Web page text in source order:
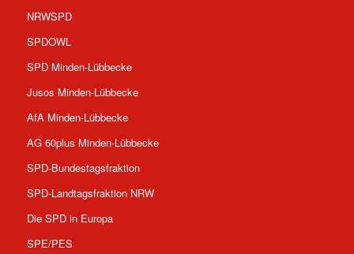
NRWSPD
SPDOWL
SPD Minden-Lübbecke
Jusos Minden-Lübbecke
AfA Minden-Lübbecke
AG 60plus Minden-Lübbecke
SPD-Bundestagsfraktion
SPD-Landtagsfraktion NRW
Die SPD in Europa
SPE/PES